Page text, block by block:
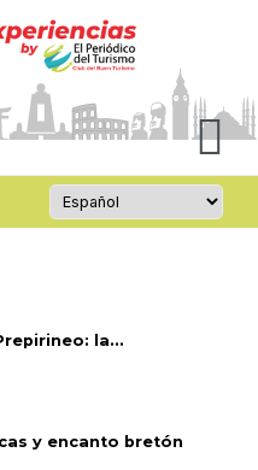
la...
y encanto bretón